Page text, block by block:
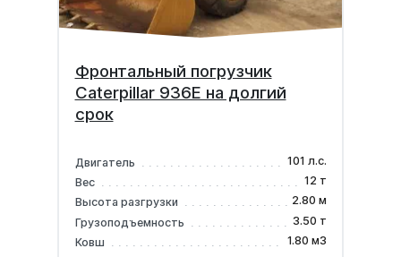
Фронтальный погрузчик
Caterpillar 936E на долгий
срок
Двигатель
101 л.с.
Вес
12 т
Высота разгрузки
2.80 м
Грузоподъемность
3.50 т
Ковш
1.80 м3